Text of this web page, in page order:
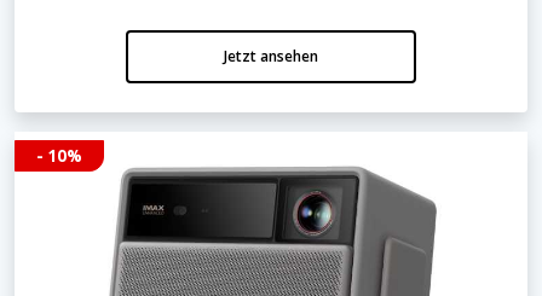
Jetzt ansehen
- 10%